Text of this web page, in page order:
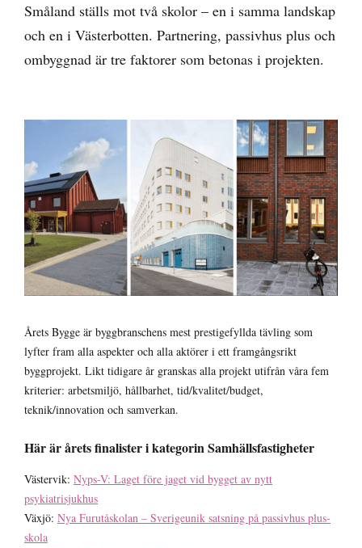
Småland ställs mot två skolor – en i samma landskap
och en i Västerbotten. Partnering, passivhus plus och
ombyggnad är tre faktorer som betonas i projekten.
Årets Bygge är byggbranschens mest prestigefyllda tävling som
lyfter fram alla aspekter och alla aktörer i ett framgångsrikt
byggprojekt. Likt tidigare år granskas alla projekt utifrån våra fem
kriterier: arbetsmiljö, hållbarhet, tid/kvalitet/budget,
teknik/innovation och samverkan.
Här är årets finalister i kategorin Samhällsfastigheter
Västervik: Nyps-V: Laget före jaget vid bygget av nytt
psykiatrisjukhus
Växjö: Nya Furutåskolan – Sverigeunik satsning på passivhus plus-
skola